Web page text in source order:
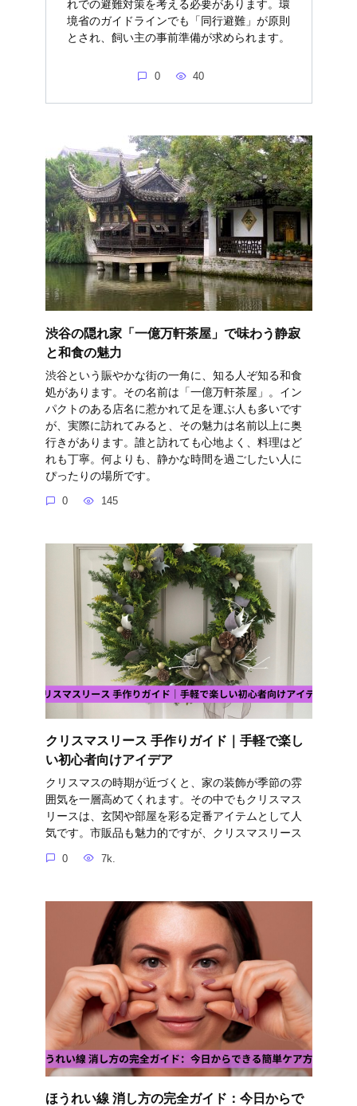
れでの避難対策を考える必要があります。環
境省のガイドラインでも「同行避難」が原則
とされ、飼い主の事前準備が求められます。
0 40
渋谷の隠れ家「一億万軒茶屋」で味わう静寂
と和食の魅力
渋谷という賑やかな街の一角に、知る人ぞ知る和食
処があります。その名前は「一億万軒茶屋」。イン
パクトのある店名に惹かれて足を運ぶ人も多いです
が、実際に訪れてみると、その魅力は名前以上に奥
行きがあります。誰と訪れても心地よく、料理はど
れも丁寧。何よりも、静かな時間を過ごしたい人に
ぴったりの場所です。
0 145
クリスマスリース 手作りガイド｜手軽で楽し
い初心者向けアイデア
クリスマスの時期が近づくと、家の装飾が季節の雰
囲気を一層高めてくれます。その中でもクリスマス
リースは、玄関や部屋を彩る定番アイテムとして人
気です。市販品も魅力的ですが、クリスマスリース
0 7k.
ほうれい線 消し方の完全ガイド：今日からで